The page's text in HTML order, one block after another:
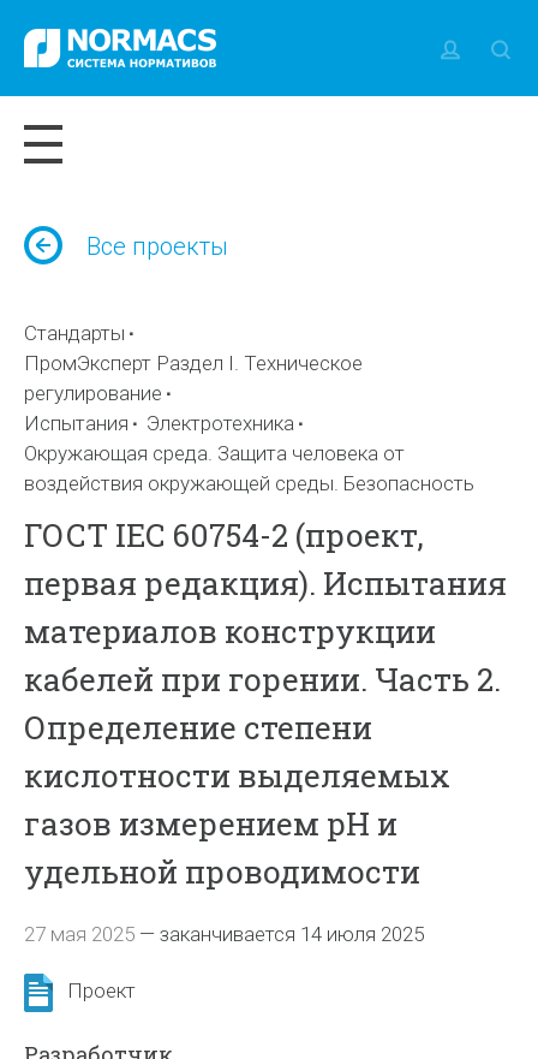
Все проекты
Стандарты
ПромЭксперт Раздел I. Техническое
регулирование
Испытания
Электротехника
Окружающая среда. Защита человека от
воздействия окружающей среды. Безопасность
ГОСТ IEC 60754-2 (проект,
первая редакция). Испытания
материалов конструкции
кабелей при горении. Часть 2.
Определение степени
кислотности выделяемых
газов измерением рH и
удельной проводимости
27 мая 2025 —заканчивается 14 июля 2025
Проект